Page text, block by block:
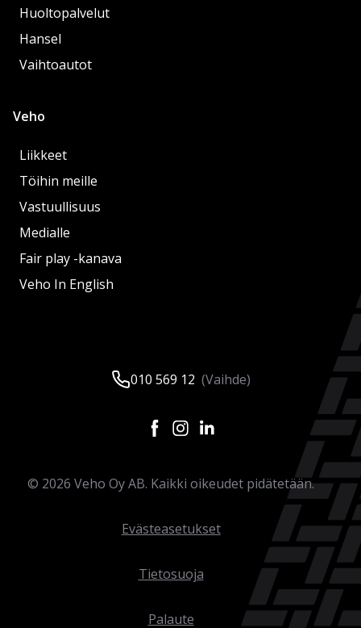
Huoltopalvelut
Hansel
Vaihtoautot
Veho
Liikkeet
Töihin meille
Vastuullisuus
Medialle
Fair play -kanava
Veho In English
010 569 12 (Vaihde)
© 2026 Veho Oy AB. Kaikki oikeudet pidätetään.
Evästeasetukset
Tietosuoja
Palaute